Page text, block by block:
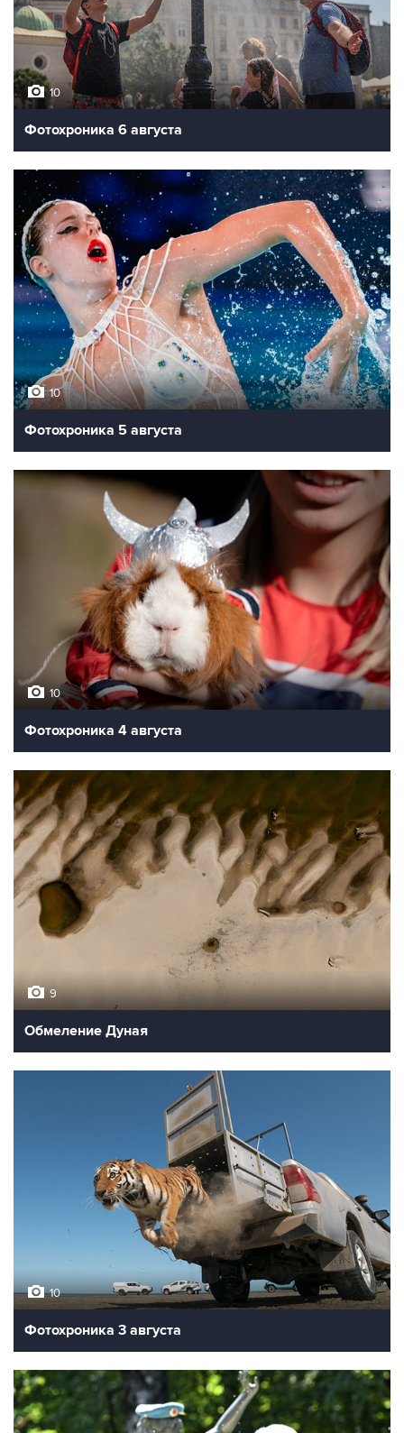
10
Фотохроника 6 августа
10
Фотохроника 5 августа
10
Фотохроника 4 августа
9
Обмеление Дуная
10
Фотохроника 3 августа